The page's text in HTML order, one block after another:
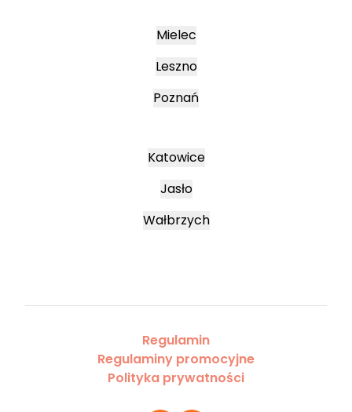
Mielec
Leszno
Poznań
Katowice
Jasło
Wałbrzych
Regulamin
Regulaminy promocyjne
Polityka prywatności